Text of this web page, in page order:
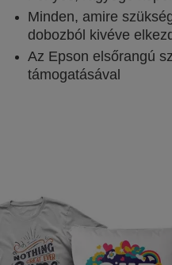
Minden, amire
dobozból kivéve
Az Epson elsőrangú
támogatásával